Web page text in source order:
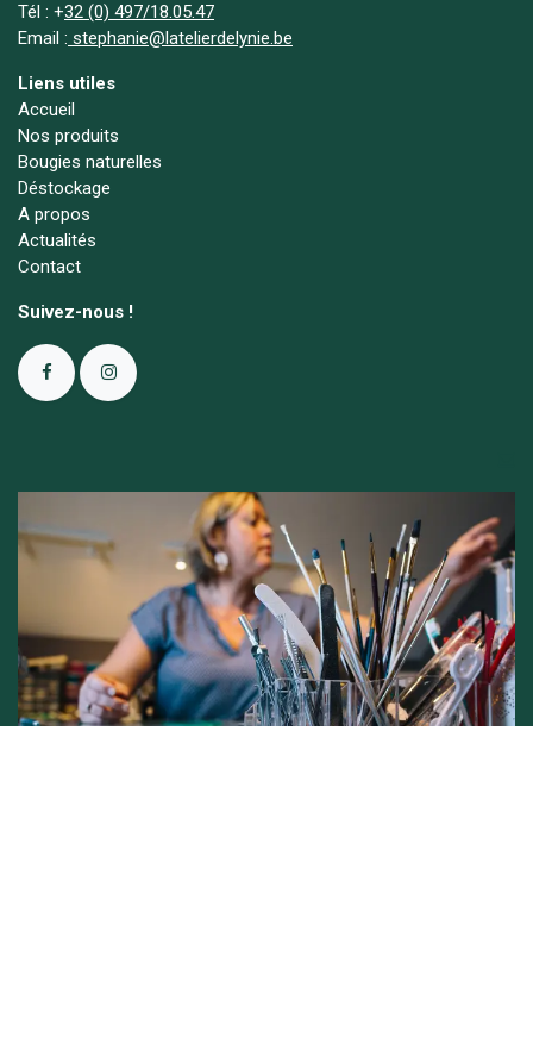
Tél : +32 (0) 497/18.05.47
Email : stephanie@latelierdelynie.be
Liens utiles
Accueil
Nos produits
Bougies naturelles
Déstockage
A propos
Actualités
Contact
Suivez-nous !